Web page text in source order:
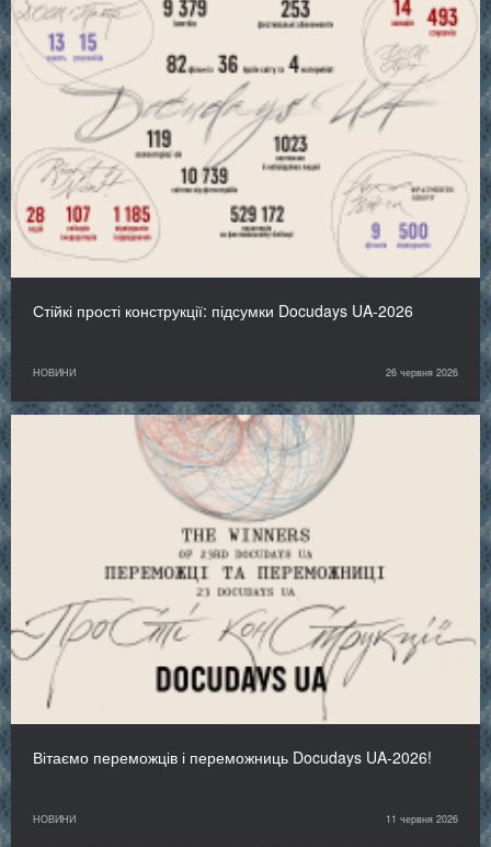
Стійкі прості конструкції: підсумки Docudays UA-2026
НОВИНИ 26 червня 2026
Вітаємо переможців і переможниць Docudays UA-2026!
НОВИНИ 11 червня 2026